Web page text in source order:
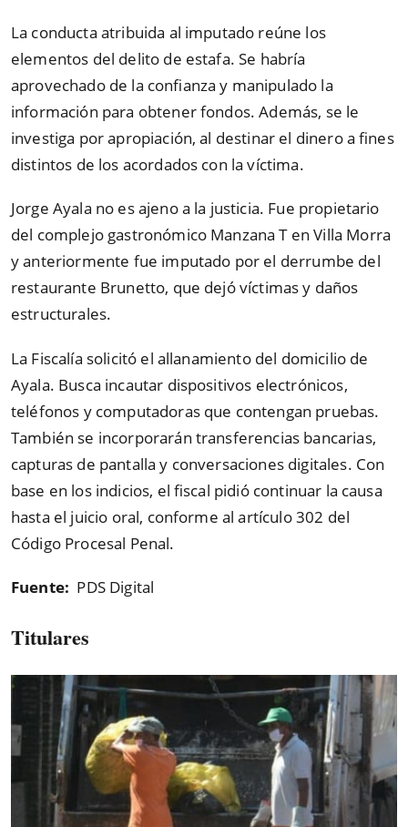
La conducta atribuida al imputado reúne los
elementos del delito de estafa. Se habría
aprovechado de la confianza y manipulado la
información para obtener fondos. Además, se le
investiga por apropiación, al destinar el dinero a fines
distintos de los acordados con la víctima.
Jorge Ayala no es ajeno a la justicia. Fue propietario
del complejo gastronómico Manzana T en Villa Morra
y anteriormente fue imputado por el derrumbe del
restaurante Brunetto, que dejó víctimas y daños
estructurales.
La Fiscalía solicitó el allanamiento del domicilio de
Ayala. Busca incautar dispositivos electrónicos,
teléfonos y computadoras que contengan pruebas.
También se incorporarán transferencias bancarias,
capturas de pantalla y conversaciones digitales. Con
base en los indicios, el fiscal pidió continuar la causa
hasta el juicio oral, conforme al artículo 302 del
Código Procesal Penal.
Fuente: PDS Digital
Titulares